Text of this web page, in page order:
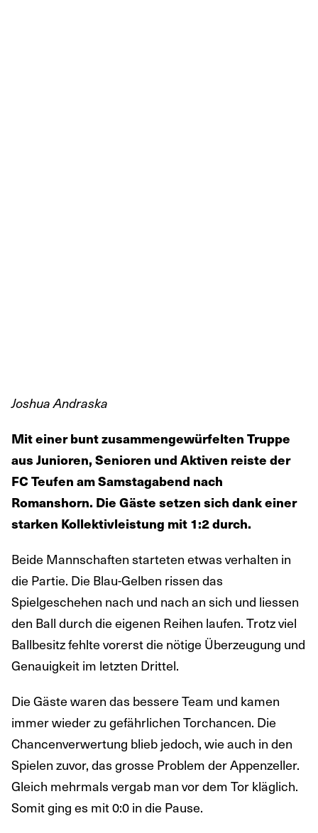
Joshua Andraska
Mit einer bunt zusammengewürfelten Truppe
aus Junioren, Senioren und Aktiven reiste der
FC Teufen am Samstagabend nach
Romanshorn. Die Gäste setzen sich dank einer
starken Kollektivleistung mit 1:2 durch.
Beide Mannschaften starteten etwas verhalten in
die Partie. Die Blau-Gelben rissen das
Spielgeschehen nach und nach an sich und liessen
den Ball durch die eigenen Reihen laufen. Trotz viel
Ballbesitz fehlte vorerst die nötige Überzeugung und
Genauigkeit im letzten Drittel.
Die Gäste waren das bessere Team und kamen
immer wieder zu gefährlichen Torchancen. Die
Chancenverwertung blieb jedoch, wie auch in den
Spielen zuvor, das grosse Problem der Appenzeller.
Gleich mehrmals vergab man vor dem Tor kläglich.
Somit ging es mit 0:0 in die Pause.